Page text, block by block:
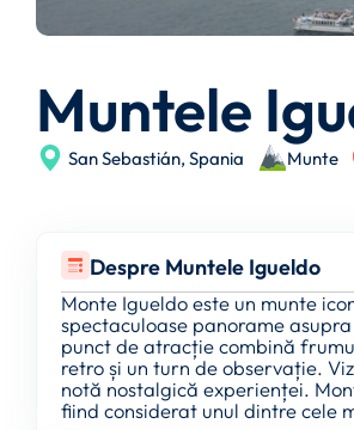
Muntele
San Sebastián, Spania Munte
Despre Muntele Igueldo
Monte Igueldo este un munte
spectaculoase panorame
punct de atracție combină
retro și un turn de observație.
notă nostalgică experienței.
fiind considerat unul dintre cele